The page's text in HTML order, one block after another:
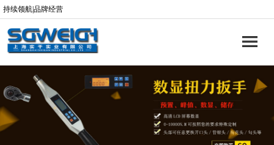
持续领航|品牌经营